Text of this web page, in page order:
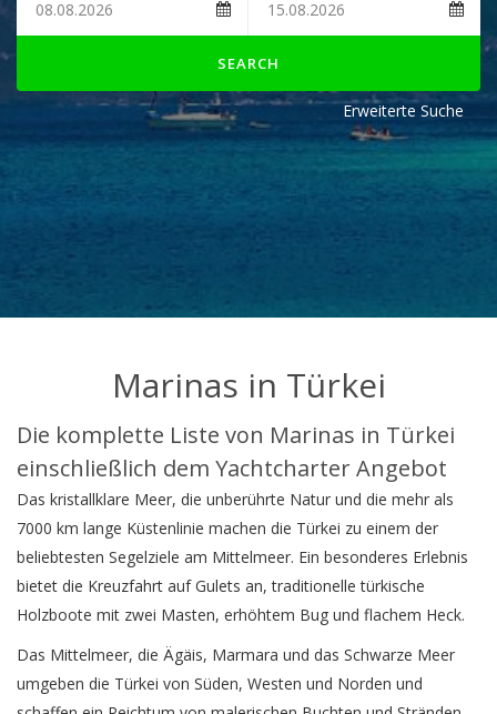
SEARCH
Erweiterte Suche
Marinas in Türkei
Die komplette Liste von Marinas in Türkei
einschließlich dem Yachtcharter Angebot
Das kristallklare Meer, die unberührte Natur und die mehr als
7000 km lange Küstenlinie machen die Türkei zu einem der
beliebtesten Segelziele am Mittelmeer. Ein besonderes Erlebnis
bietet die Kreuzfahrt auf Gulets an, traditionelle türkische
Holzboote mit zwei Masten, erhöhtem Bug und flachem Heck.
Das Mittelmeer, die Ägäis, Marmara und das Schwarze Meer
umgeben die Türkei von Süden, Westen und Norden und